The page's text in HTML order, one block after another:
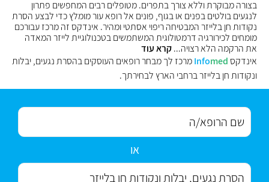
בצורה מבוקרת וללא צורך בתפרים. מטופלים רבים המחפשים פתרון
לנגעים בולטים בפנים או בגוף, פונים אל רופא עור מומלץ כדי לבצע הסרת
נקודות חן בלייזר המבטיחה ריפוי אסתטי ומהיר. אינדקס זה מרכז עבורכם
מומחים לכירורגיה דרמטולוגית המשתמשים בטכנולוגיית לייזר המאדה
את הרקמה הלא רצויה...קרא עוד
אינדקס
Infomed
מרכז לך מבחר רופאים העוסקים בהסרת נגעים, יבלות
ונקודות חן בלייזר ברחבי הארץ לבחירתך.
או